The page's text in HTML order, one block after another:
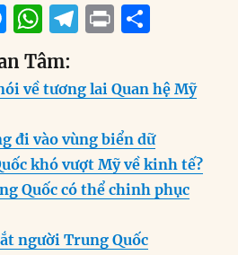
M
e
ss
e
n
g
er
W
h
at
s
A
p
p
T
e
g
r
a
m
P
n
t
a
re
Tâm:
về tương lai Quan hệ Mỹ
đi vào vùng biển dữ
khó vượt Mỹ về kinh tế?
Quốc có thể chinh phục
người Trung Quốc